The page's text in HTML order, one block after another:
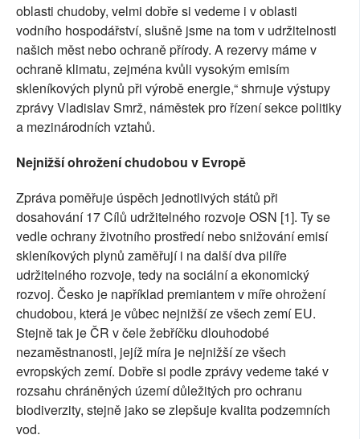
oblasti chudoby, velmi dobře si vedeme i v oblasti
vodního hospodářství, slušně jsme na tom v udržitelnosti
našich měst nebo ochraně přírody. A rezervy máme v
ochraně klimatu, zejména kvůli vysokým emisím
skleníkových plynů při výrobě energie,“ shrnuje výstupy
zprávy Vladislav Smrž, náměstek pro řízení sekce politiky
a mezinárodních vztahů.
Nejnižší ohrožení chudobou v Evropě
Zpráva poměřuje úspěch jednotlivých států při
dosahování 17 Cílů udržitelného rozvoje OSN [1]. Ty se
vedle ochrany životního prostředí nebo snižování emisí
skleníkových plynů zaměřují i na další dva pilíře
udržitelného rozvoje, tedy na sociální a ekonomický
rozvoj. Česko je například premiantem v míře ohrožení
chudobou, která je vůbec nejnižší ze všech zemí EU.
Stejně tak je ČR v čele žebříčku dlouhodobé
nezaměstnanosti, jejíž míra je nejnižší ze všech
evropských zemí. Dobře si podle zprávy vedeme také v
rozsahu chráněných území důležitých pro ochranu
biodiverzity, stejně jako se zlepšuje kvalita podzemních
vod.